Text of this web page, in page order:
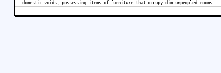
domestic voids, possessing items of furniture that occupy dim unpeopled rooms.